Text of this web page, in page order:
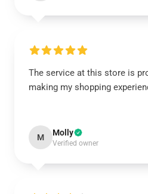
The service at this store is
making my shopping
M Molly
Verified owner